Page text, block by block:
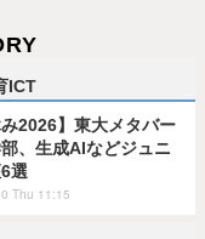
ICT
み2026】東大メタバー
、生成AIなどジュニ
選
Thu 11:15